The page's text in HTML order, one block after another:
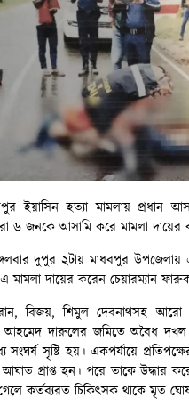
ইয়াসিন হত্যা মামলায় প্রধান
৬ জনকে আসামি করে মামলা দায়ের
দুপুর ২টায় মাধবপুর উপজেলায়
মামলা দায়ের করেন চেয়ারম্যান
বিজয়, শিমুল দেবনাথসহ
আহমেদ দারুলের জমিতে অবৈধ
সংঘর্ষ সৃষ্টি হয়। একপর্যায়ে
প্রাপ্ত হন। পরে তাকে উদ্ধার করে
গেলে কর্তব্যরত চিকিৎসক থাকে মৃত